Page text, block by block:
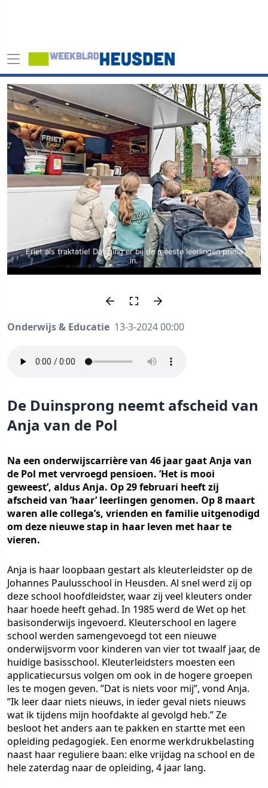
Friet als traktatie! Dat ging er bij de meeste leerlingen prima
in.
Onderwijs & Educatie 13-3-2024 00:00
De Duinsprong neemt afscheid van
Anja van de Pol
Na een onderwijscarrière van 46 jaar gaat Anja van
de Pol met vervroegd pensioen. ’Het is mooi
geweest’, aldus Anja. Op 29 februari heeft zij
afscheid van ’haar’ leerlingen genomen. Op 8 maart
waren alle collega’s, vrienden en familie uitgenodigd
om deze nieuwe stap in haar leven met haar te
vieren.
Anja is haar loopbaan gestart als kleuterleidster op de
Johannes Paulusschool in Heusden. Al snel werd zij op
deze school hoofdleidster, waar zij veel kleuters onder
haar hoede heeft gehad. In 1985 werd de Wet op het
basisonderwijs ingevoerd. Kleuterschool en lagere
school werden samengevoegd tot een nieuwe
onderwijsvorm voor kinderen van vier tot twaalf jaar, de
huidige basisschool. Kleuterleidsters moesten een
applicatiecursus volgen om ook in de hogere groepen
les te mogen geven. ”Dat is niets voor mij”, vond Anja.
”Ik leer daar niets nieuws, in ieder geval niets nieuws
wat ik tijdens mijn hoofdakte al gevolgd heb.” Ze
besloot het anders aan te pakken en startte met een
opleiding pedagogiek. Een enorme werkdrukbelasting
naast haar reguliere baan: elke vrijdag na school en de
hele zaterdag naar de opleiding, 4 jaar lang.